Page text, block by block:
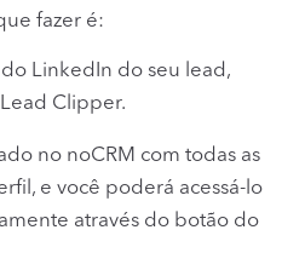
fazer é:
LinkedIn do seu lead,
Clipper.
no noCRM com todas as
e você poderá acessá-lo
através do botão do